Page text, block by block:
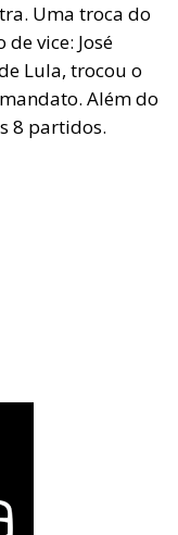
Uma troca do
vice: José
Lula, trocou o
Além do
8 partidos.